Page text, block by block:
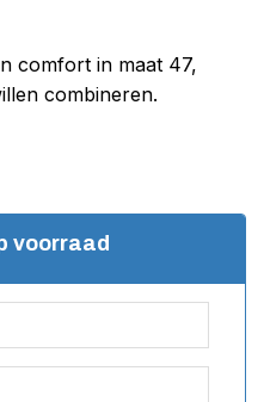
comfort in maat 47,
combineren.
voorraad